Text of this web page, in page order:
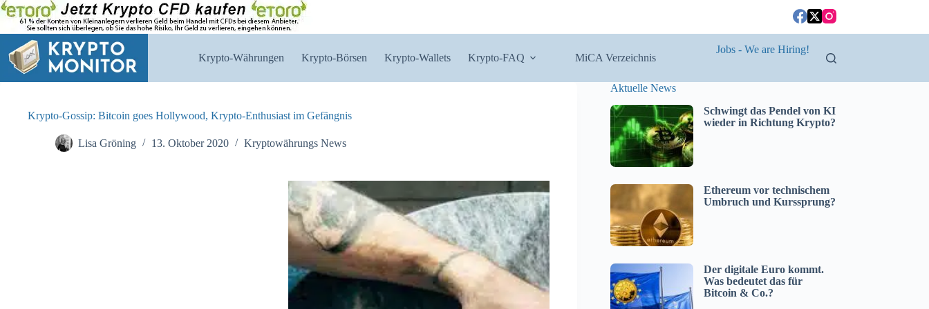
Zum
Inhalt
springen
Krypto-Währungen Krypto-Börsen Krypto-Wallets Krypto-FAQ MiCA Verzeichnis
Jobs - We are Hiring!
Krypto-Gossip: Bitcoin goes Hollywood, Krypto-Enthusiast im Gefängnis
Lisa Gröning 13. Oktober 2020 Kryptowährungs News
Aktuelle News
Schwingt das Pendel von KI
wieder in Richtung Krypto?
Ethereum vor technischem
Umbruch und Kurssprung?
Der digitale Euro kommt.
Was bedeutet das für
Bitcoin & Co.?